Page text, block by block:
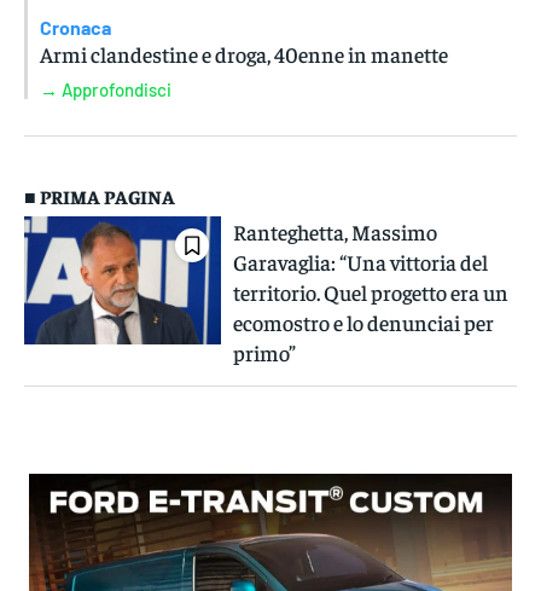
Cronaca
Armi clandestine e droga, 40enne in manette
→ Approfondisci
■ PRIMA PAGINA
Ranteghetta, Massimo
Garavaglia: “Una vittoria del
territorio. Quel progetto era un
ecomostro e lo denunciai per
primo”